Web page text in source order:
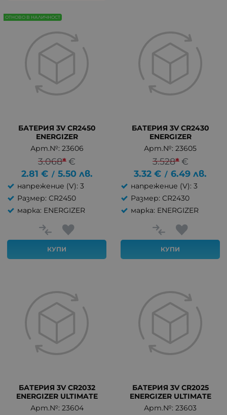
БАТЕРИЯ 3V CR2450
ENERGIZER
Арт.№: 23606
3.068*€
2.81 € / 5.50 лв.
напрежение (V): 3
Размер: CR2450
марка: ENERGIZER
КУПИ
ОТНОВО В НАЛИЧНОСТ
БАТЕРИЯ 3V CR2430
ENERGIZER
Арт.№: 23605
3.528* €
3.32 € / 6.49 лв.
напрежение (V): 3
Размер: CR2430
марка: ENERGIZER
КУПИ
БАТЕРИЯ 3V CR2032
ENERGIZER ULTIMATE
Арт.№: 23604
БАТЕРИЯ 3V CR2025
ENERGIZER ULTIMATE
Арт.№: 23603